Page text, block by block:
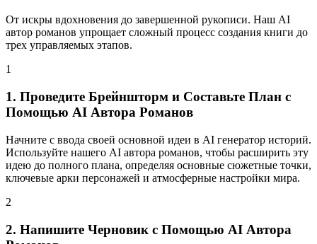
От искры вдохновения до завершенной рукописи. Наш AI
автор романов упрощает сложный процесс создания книги до
трех управляемых этапов.
1
1. Проведите Брейншторм и Составьте План с
Помощью AI Автора Романов
Начните с ввода своей основной идеи в AI генератор историй.
Используйте нашего AI автора романов, чтобы расширить эту
идею до полного плана, определяя основные сюжетные точки,
ключевые арки персонажей и атмосферные настройки мира.
2
2. Напишите Черновик с Помощью AI Автора